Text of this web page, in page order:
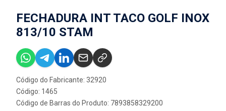
FECHADURA INT TACO GOLF INOX
813/10 STAM
Código do Fabricante: 32920
Código: 1465
Código de Barras do Produto: 7893858329200